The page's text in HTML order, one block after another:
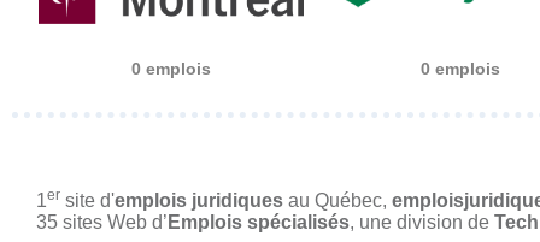
0 emplois 0 emplois
1er site d'emplois juridiques au Québec,
35 sites Web d’ Emplois spécialisés, une division de